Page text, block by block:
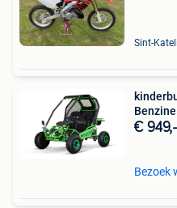
Sint-
€ 949,-
Bezoek